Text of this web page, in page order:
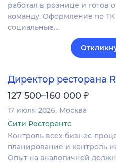
работал в рознице и готов
команду. Оформление по
социальные…
Директор ресторана
127 500–160 000 ₽
17 июля 2026 Москва
Сити Ресторантс
Контроль всех бизнес-
планирование и контроль
Опыт на аналогичной